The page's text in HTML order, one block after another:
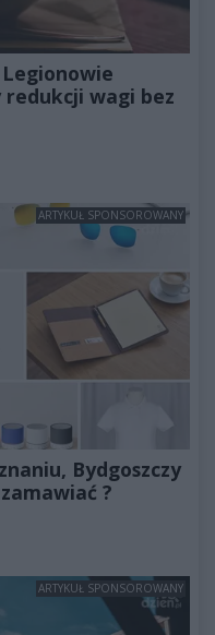
redukcji wagi bez
ARTYKUŁ SPONSOROWANY
Bydgoszczy
?
ARTYKUŁ SPONSOROWANY